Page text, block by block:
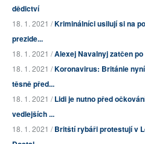
dědictví
18. 1. 2021 /Kriminálníci usilují si na
prezide...
18. 1. 2021 /Alexej Navalnyj zatčen
18. 1. 2021 /Koronavirus: Británie
těsně před...
18. 1. 2021 /Lidi je nutno před
vedlejších ...
18. 1. 2021 /Britští rybáři protestují v